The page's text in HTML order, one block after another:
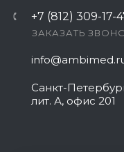
+7 (812) 309-17-
ЗАКАЗАТЬ
Санкт-
лит. А, офис 201